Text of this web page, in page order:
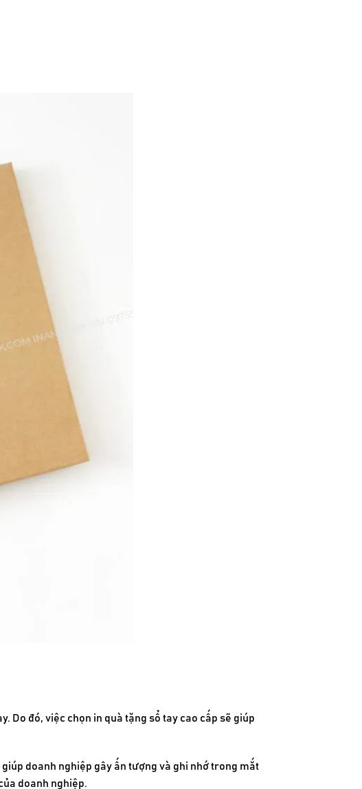
Do đó, việc chọn in quà tặng sổ tay cao cấp sẽ giúp
doanh nghiệp gây ấn tượng và ghi nhớ trong mắt
doanh nghiệp.